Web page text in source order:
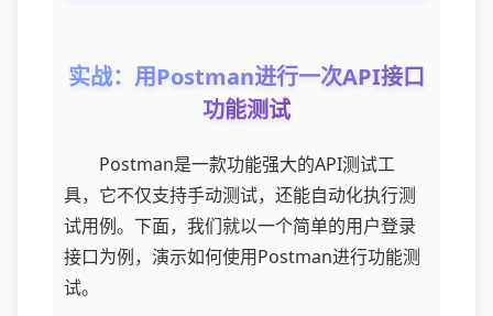
实战：用Postman进行一次API接口
功能测试
Postman是一款功能强大的API测试工
具，它不仅支持手动测试，还能自动化执行测
试用例。下面，我们就以一个简单的用户登录
接口为例，演示如何使用Postman进行功能测
试。